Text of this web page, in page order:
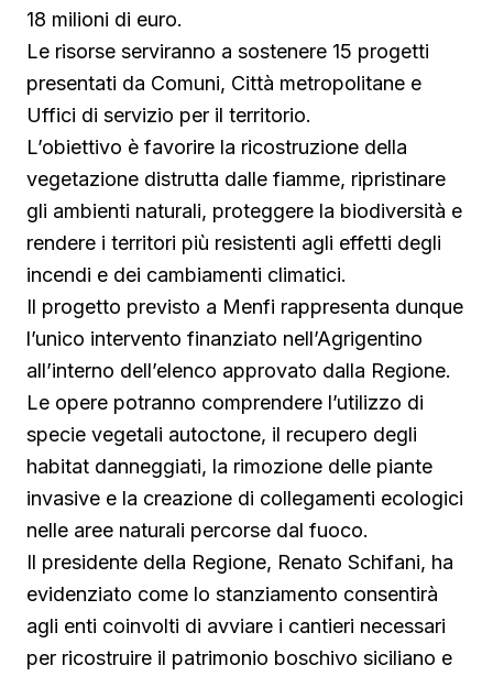
18 milioni di euro.
Le risorse serviranno a sostenere 15 progetti
presentati da Comuni, Città metropolitane e
Uffici di servizio per il territorio.
L’obiettivo è favorire la ricostruzione della
vegetazione distrutta dalle fiamme, ripristinare
gli ambienti naturali, proteggere la biodiversità e
rendere i territori più resistenti agli effetti degli
incendi e dei cambiamenti climatici.
Il progetto previsto a Menfi rappresenta dunque
l’unico intervento finanziato nell’Agrigentino
all’interno dell’elenco approvato dalla Regione.
Le opere potranno comprendere l’utilizzo di
specie vegetali autoctone, il recupero degli
habitat danneggiati, la rimozione delle piante
invasive e la creazione di collegamenti ecologici
nelle aree naturali percorse dal fuoco.
Il presidente della Regione, Renato Schifani, ha
evidenziato come lo stanziamento consentirà
agli enti coinvolti di avviare i cantieri necessari
per ricostruire il patrimonio boschivo siciliano e